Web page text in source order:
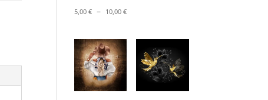
5,00€ – 10,00€Plage
prix :
5,00 €
10,00 €